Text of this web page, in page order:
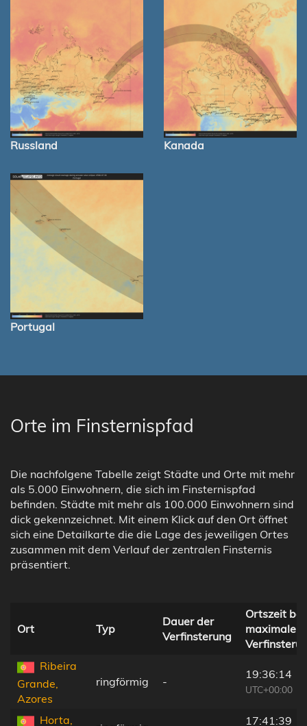
Russland Kanada
Portugal
Orte im Finsternispfad
Die nachfolgene Tabelle zeigt Städte und Orte mit mehr
als 5.000 Einwohnern, die sich im Finsternispfad
befinden. Städte mit mehr als 100.000 Einwohnern sind
dick gekennzeichnet. Mit einem Klick auf den Ort öffnet
sich eine Detailkarte die die Lage des jeweiligen Ortes
zusammen mit dem Verlauf der zentralen Finsternis
präsentiert.
Ort Typ
Dauer der
Verfinsterung
Ortszeit bei
maximaler
Ribeira
Grande,
Azores
ringförmig -
19:36:14
UTC+00:00
Horta,
17:41:39